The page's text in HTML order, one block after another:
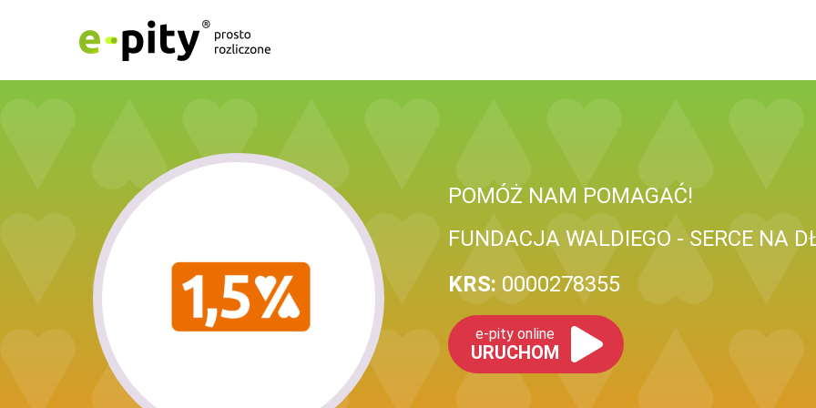
POMÓŻ NAM POMAGAĆ!
FUNDACJA WALDIEGO - SERCE NA
KRS: 0000278355
e-pity online
URUCHOM